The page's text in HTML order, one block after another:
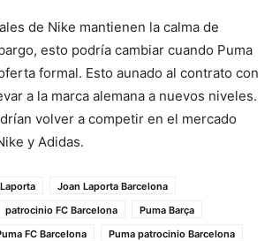
de Nike mantienen la calma de
esto podría cambiar cuando Puma
formal. Esto aunado al contrato con
a la marca alemana a nuevos niveles.
volver a competir en el mercado
y Adidas.
Joan Laporta Barcelona
patrocinio FC Barcelona
Puma Barça
FC Barcelona Puma patrocinio Barcelona